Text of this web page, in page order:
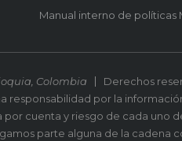
Manual interno de políticas
Colombia
Derechos
responsabilidad por la
cuenta y riesgo de cada uno
parte alguna de la cadena